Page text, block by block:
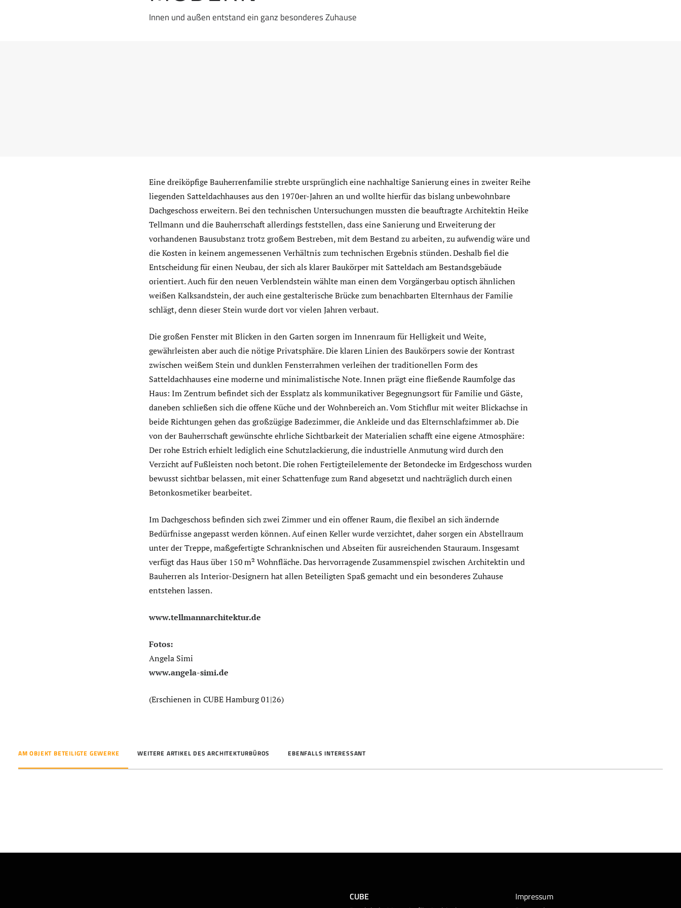
Innen und außen entstand ein ganz besonderes Zuhause
Eine dreiköpfige Bauherrenfamilie strebte ursprünglich eine nachhaltige Sanierung eines in zweiter Reihe
liegenden Satteldachhauses aus den 1970er-Jahren an und wollte hierfür das bislang unbewohnbare
Dachgeschoss erweitern. Bei den technischen Untersuchungen mussten die beauftragte Architektin Heike
Tellmann und die Bauherrschaft allerdings feststellen, dass eine Sanierung und Erweiterung der
vorhandenen Bausubstanz trotz großem Bestreben, mit dem Bestand zu arbeiten, zu aufwendig wäre und
die Kosten in keinem angemessenen Verhältnis zum technischen Ergebnis stünden. Deshalb fiel die
Entscheidung für einen Neubau, der sich als klarer Baukörper mit Satteldach am Bestandsgebäude
orientiert. Auch für den neuen Verblendstein wählte man einen dem Vorgängerbau optisch ähnlichen
weißen Kalksandstein, der auch eine gestalterische Brücke zum benachbarten Elternhaus der Familie
schlägt, denn dieser Stein wurde dort vor vielen Jahren verbaut.
Die großen Fenster mit Blicken in den Garten sorgen im Innenraum für Helligkeit und Weite,
gewährleisten aber auch die nötige Privatsphäre. Die klaren Linien des Baukörpers sowie der Kontrast
zwischen weißem Stein und dunklen Fensterrahmen verleihen der traditionellen Form des
Satteldachhauses eine moderne und minimalistische Note. Innen prägt eine fließende Raumfolge das
Haus: Im Zentrum befindet sich der Essplatz als kommunikativer Begegnungsort für Familie und Gäste,
daneben schließen sich die offene Küche und der Wohnbereich an. Vom Stichflur mit weiter Blickachse in
beide Richtungen gehen das großzügige Badezimmer, die Ankleide und das Elternschlafzimmer ab. Die
von der Bauherrschaft gewünschte ehrliche Sichtbarkeit der Materialien schafft eine eigene Atmosphäre:
Der rohe Estrich erhielt lediglich eine Schutzlackierung, die industrielle Anmutung wird durch den
Verzicht auf Fußleisten noch betont. Die rohen Fertigteilelemente der Betondecke im Erdgeschoss wurden
bewusst sichtbar belassen, mit einer Schattenfuge zum Rand abgesetzt und nachträglich durch einen
Betonkosmetiker bearbeitet.
Im Dachgeschoss befinden sich zwei Zimmer und ein offener Raum, die flexibel an sich ändernde
Bedürfnisse angepasst werden können. Auf einen Keller wurde verzichtet, daher sorgen ein Abstellraum
unter der Treppe, maßgefertigte Schranknischen und Abseiten für ausreichenden Stauraum. Insgesamt
verfügt das Haus über 150 m² Wohnfläche. Das hervorragende Zusammenspiel zwischen Architektin und
Bauherren als Interior-Designern hat allen Beteiligten Spaß gemacht und ein besonderes Zuhause
entstehen lassen.
www.tellmannarchitektur.de
Fotos:
Angela Simi
www.angela-simi.de
(Erschienen in CUBE Hamburg 01|26)
AM OBJEKT BETEILIGTE GEWERKE WEITERE ARTIKEL DES ARCHITEKTURBÜROS EBENFALLS INTERESSANT
CUBE
Impressum